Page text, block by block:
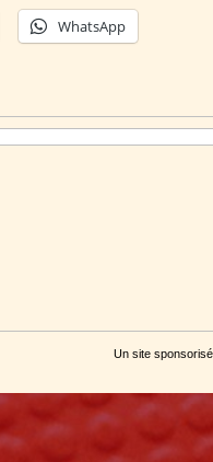
WhatsApp
Un site